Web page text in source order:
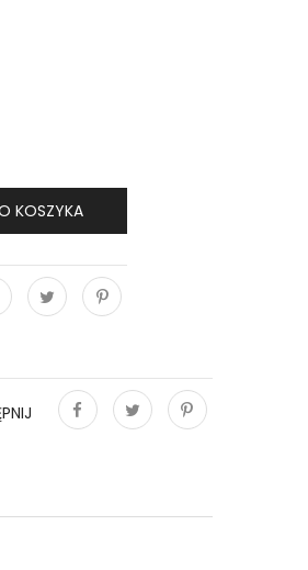
KOSZYKA
Tweetuj Pinterest
UdostępnijTweetuj Pinterest